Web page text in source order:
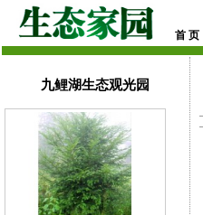
首 页
九鲤湖生态观光园